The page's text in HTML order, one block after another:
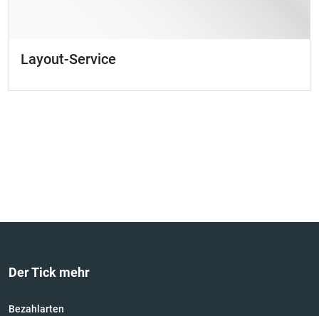
Layout-Service
Der Tick mehr
Bezahlarten